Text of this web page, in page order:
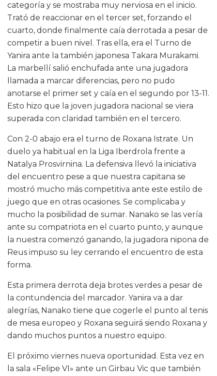
categoría y se mostraba muy nerviosa en el inicio.
Trató de reaccionar en el tercer set, forzando el
cuarto, donde finalmente caía derrotada a pesar de
competir a buen nivel. Tras ella, era el Turno de
Yanira ante la también japonesa Takara Murakami.
La marbellí salió enchufada ante una jugadora
llamada a marcar diferencias, pero no pudo
anotarse el primer set y caía en el segundo por 13-11.
Esto hizo que la joven jugadora nacional se viera
superada con claridad también en el tercero.
Con 2-0 abajo era el turno de Roxana Istrate. Un
duelo ya habitual en la Liga Iberdrola frente a
Natalya Prosvirnina. La defensiva llevó la iniciativa
del encuentro pese a que nuestra capitana se
mostró mucho más competitiva ante este estilo de
juego que en otras ocasiones. Se complicaba y
mucho la posibilidad de sumar. Nanako se las vería
ante su compatriota en el cuarto punto, y aunque
la nuestra comenzó ganando, la jugadora nipona de
Reus impuso su ley cerrando el encuentro de esta
forma.
Esta primera derrota deja brotes verdes a pesar de
la contundencia del marcador. Yanira va a dar
alegrías, Nanako tiene que cogerle el punto al tenis
de mesa europeo y Roxana seguirá siendo Roxana y
dando muchos puntos a nuestro equipo.
El próximo viernes nueva oportunidad. Esta vez en
la sala «Felipe VI» ante un Girbau Vic que también